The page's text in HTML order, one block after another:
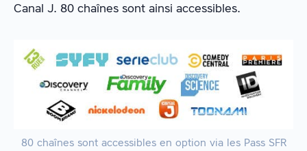
Canal J. 80 chaînes sont ainsi accessibles.
80 chaînes sont accessibles en option via les Pass SFR